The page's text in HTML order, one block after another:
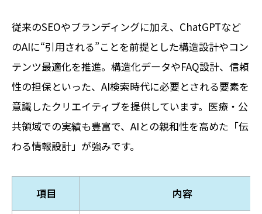
従来のSEOやブランディングに加え、ChatGPTなど
のAIに“引用される”ことを前提とした構造設計やコン
テンツ最適化を推進。構造化データやFAQ設計、信頼
性の担保といった、AI検索時代に必要とされる要素を
意識したクリエイティブを提供しています。医療・公
共領域での実績も豊富で、AIとの親和性を高めた「伝
わる情報設計」が強みです。
項目 内容